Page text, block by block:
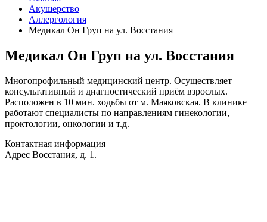
Акушерство
Аллергология
Медикал Он Груп на ул. Восстания
Медикал Он Груп на ул. Восстания
Многопрофильный медицинский центр. Осуществляет
консультативный и диагностический приём взрослых.
Расположен в 10 мин. ходьбы от м. Маяковская. В клинике
работают специалисты по направлениям гинекологии,
проктологии, онкологии и т.д.
Контактная информация
Адрес Восстания, д. 1.